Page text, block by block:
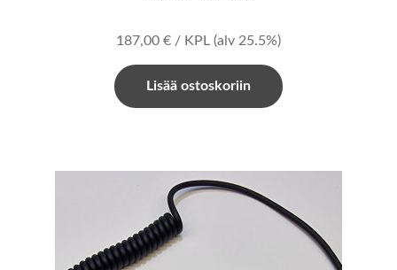
187,00 € / KPL (alv 25.5%)
Lisää ostoskoriin